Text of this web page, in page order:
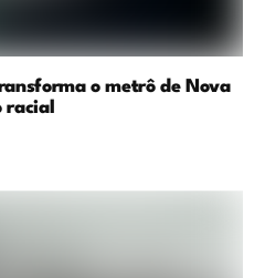
o metrô de Nova
racial